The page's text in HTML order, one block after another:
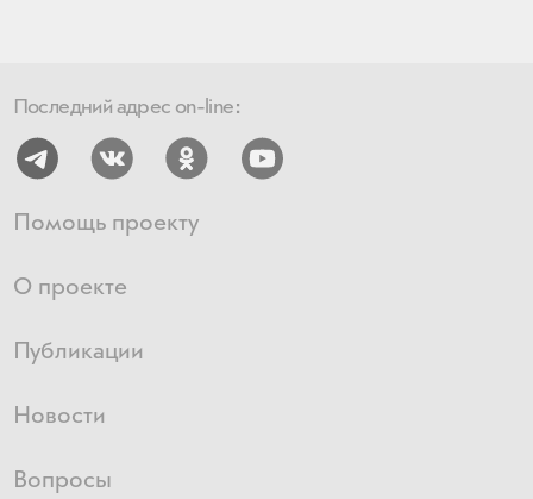
Последний адрес on-line:
Помощь проекту
О проекте
Публикации
Новости
Вопросы